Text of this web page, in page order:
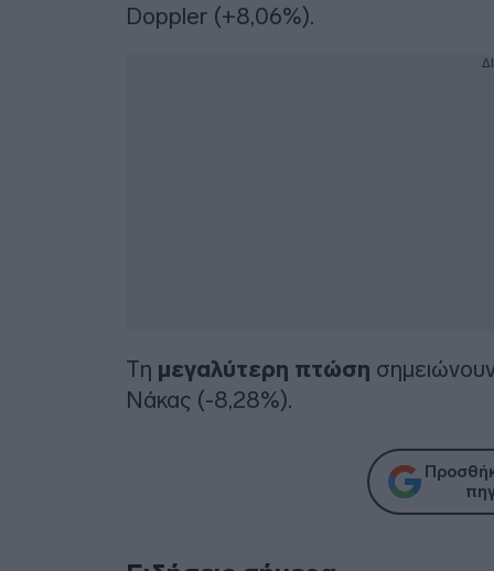
Doppler (+8,06%).
Τη μεγαλύτερη πτώση
Νάκας (-8,28%).